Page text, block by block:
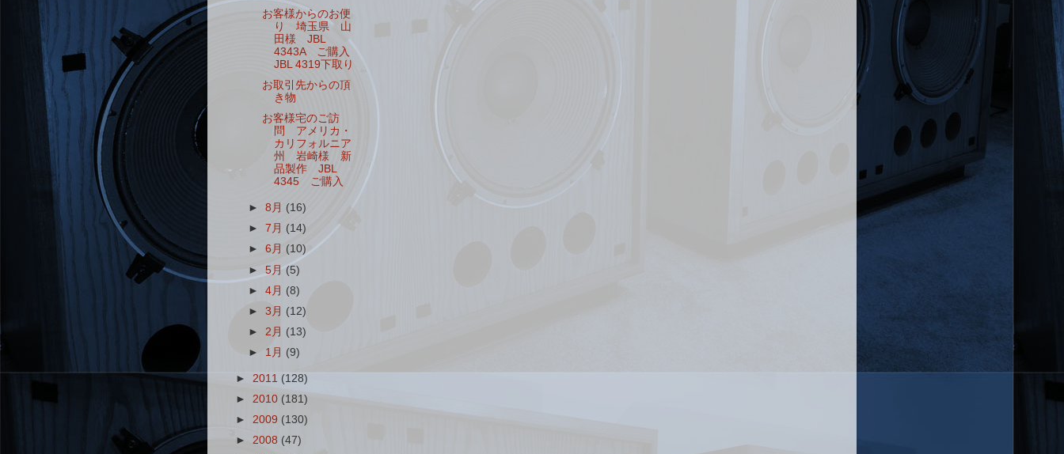
お客様からのお便
り 埼玉県 山
田様 JBL
4343A ご購入
JBL 4319下取り
お取引先からの頂
き物
お客様宅のご訪
問 アメリカ・
カリフォルニア
州 岩崎様 新
品製作 JBL
4345 ご購入
►8月 (16)
►7月 (14)
►6月 (10)
►5月(5)
►4月 (8)
►3月 (12)
► 2月 (13)
► 1月 (9)
► 2011 (128)
► 2010 (181)
► 2009 (130)
► 2008 (47)